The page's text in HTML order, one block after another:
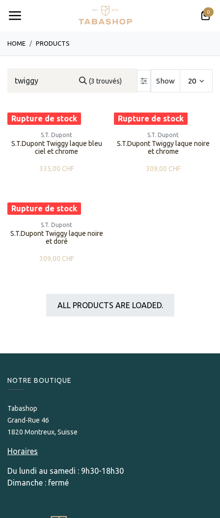
0
HOME PRODUCTS
(3 trouvés) Show 20
Rupture de stock
S.T. Dupont
S.T.Dupont Twiggy laque bleu
ciel et chrome
335,00 CHF
Rupture de stock
S.T. Dupont
S.T.Dupont Twiggy laque noire
et chrome
309,00 CHF
Rupture de stock
S.T. Dupont
S.T.Dupont Twiggy laque noire
et doré
309,00 CHF
ALL PRODUCTS ARE LOADED.
NOTRE BOUTIQUE
Tabashop
Grand-Rue 46
1820 Montreux, Suisse
Horaires
Du lundi au samedi : 9h30-18h30
Dimanche : fermé